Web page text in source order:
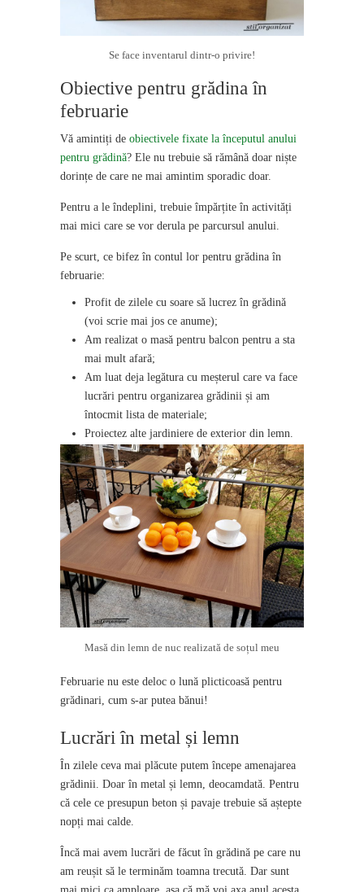
Se face inventarul dintr-o privire!
Obiective pentru grădina în
februarie
Vă amintiți de obiectivele fixate la începutul anului
pentru grădină? Ele nu trebuie să rămână doar niște
dorințe de care ne mai amintim sporadic doar.
Pentru a le îndeplini, trebuie împărțite în activități
mai mici care se vor derula pe parcursul anului.
Pe scurt, ce bifez în contul lor pentru grădina în
februarie:
Profit de zilele cu soare să lucrez în grădină
(voi scrie mai jos ce anume);
Am realizat o masă pentru balcon pentru a sta
mai mult afară;
Am luat deja legătura cu meșterul care va face
lucrări pentru organizarea grădinii și am
întocmit lista de materiale;
Proiectez alte jardiniere de exterior din lemn.
Masă din lemn de nuc realizată de soțul meu
Februarie nu este deloc o lună plicticoasă pentru
grădinari, cum s-ar putea bănui!
Lucrări în metal și lemn
În zilele ceva mai plăcute putem începe amenajarea
grădinii. Doar în metal și lemn, deocamdată. Pentru
că cele ce presupun beton și pavaje trebuie să aștepte
nopți mai calde.
Încă mai avem lucrări de făcut în grădină pe care nu
am reușit să le terminăm toamna trecută. Dar sunt